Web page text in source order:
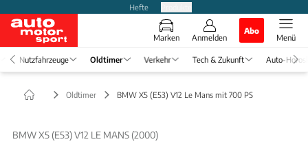
Hefte
Marken Anmelden
Abo
Menü
Nutzfahrzeuge Oldtimer Verkehr Tech & Zukunft Auto-
Oldtimer BMW X5 (E53) V12 Le Mans mit 700 PS
BMW X5 (E53) V12 LE MANS (2000)